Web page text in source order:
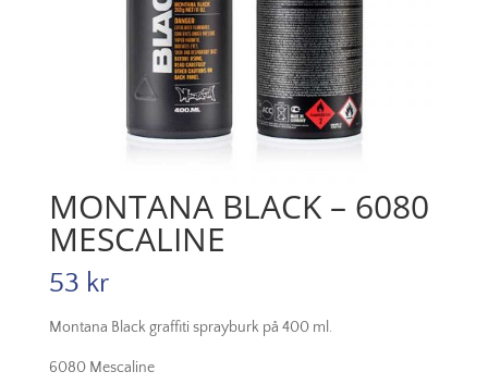
MONTANA BLACK – 6080
MESCALINE
53 kr
Montana Black graffiti sprayburk på 400 ml.
6080 Mescaline